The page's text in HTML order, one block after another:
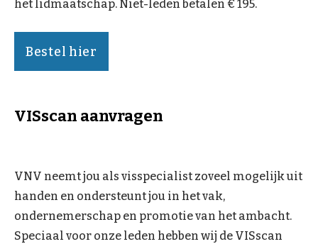
het lidmaatschap. Niet-leden betalen € 195.
Bestel hier
VISscan aanvragen
VNV neemt jou als visspecialist zoveel mogelijk uit
handen en ondersteunt jou in het vak,
ondernemerschap en promotie van het ambacht.
Speciaal voor onze leden hebben wij de VISscan